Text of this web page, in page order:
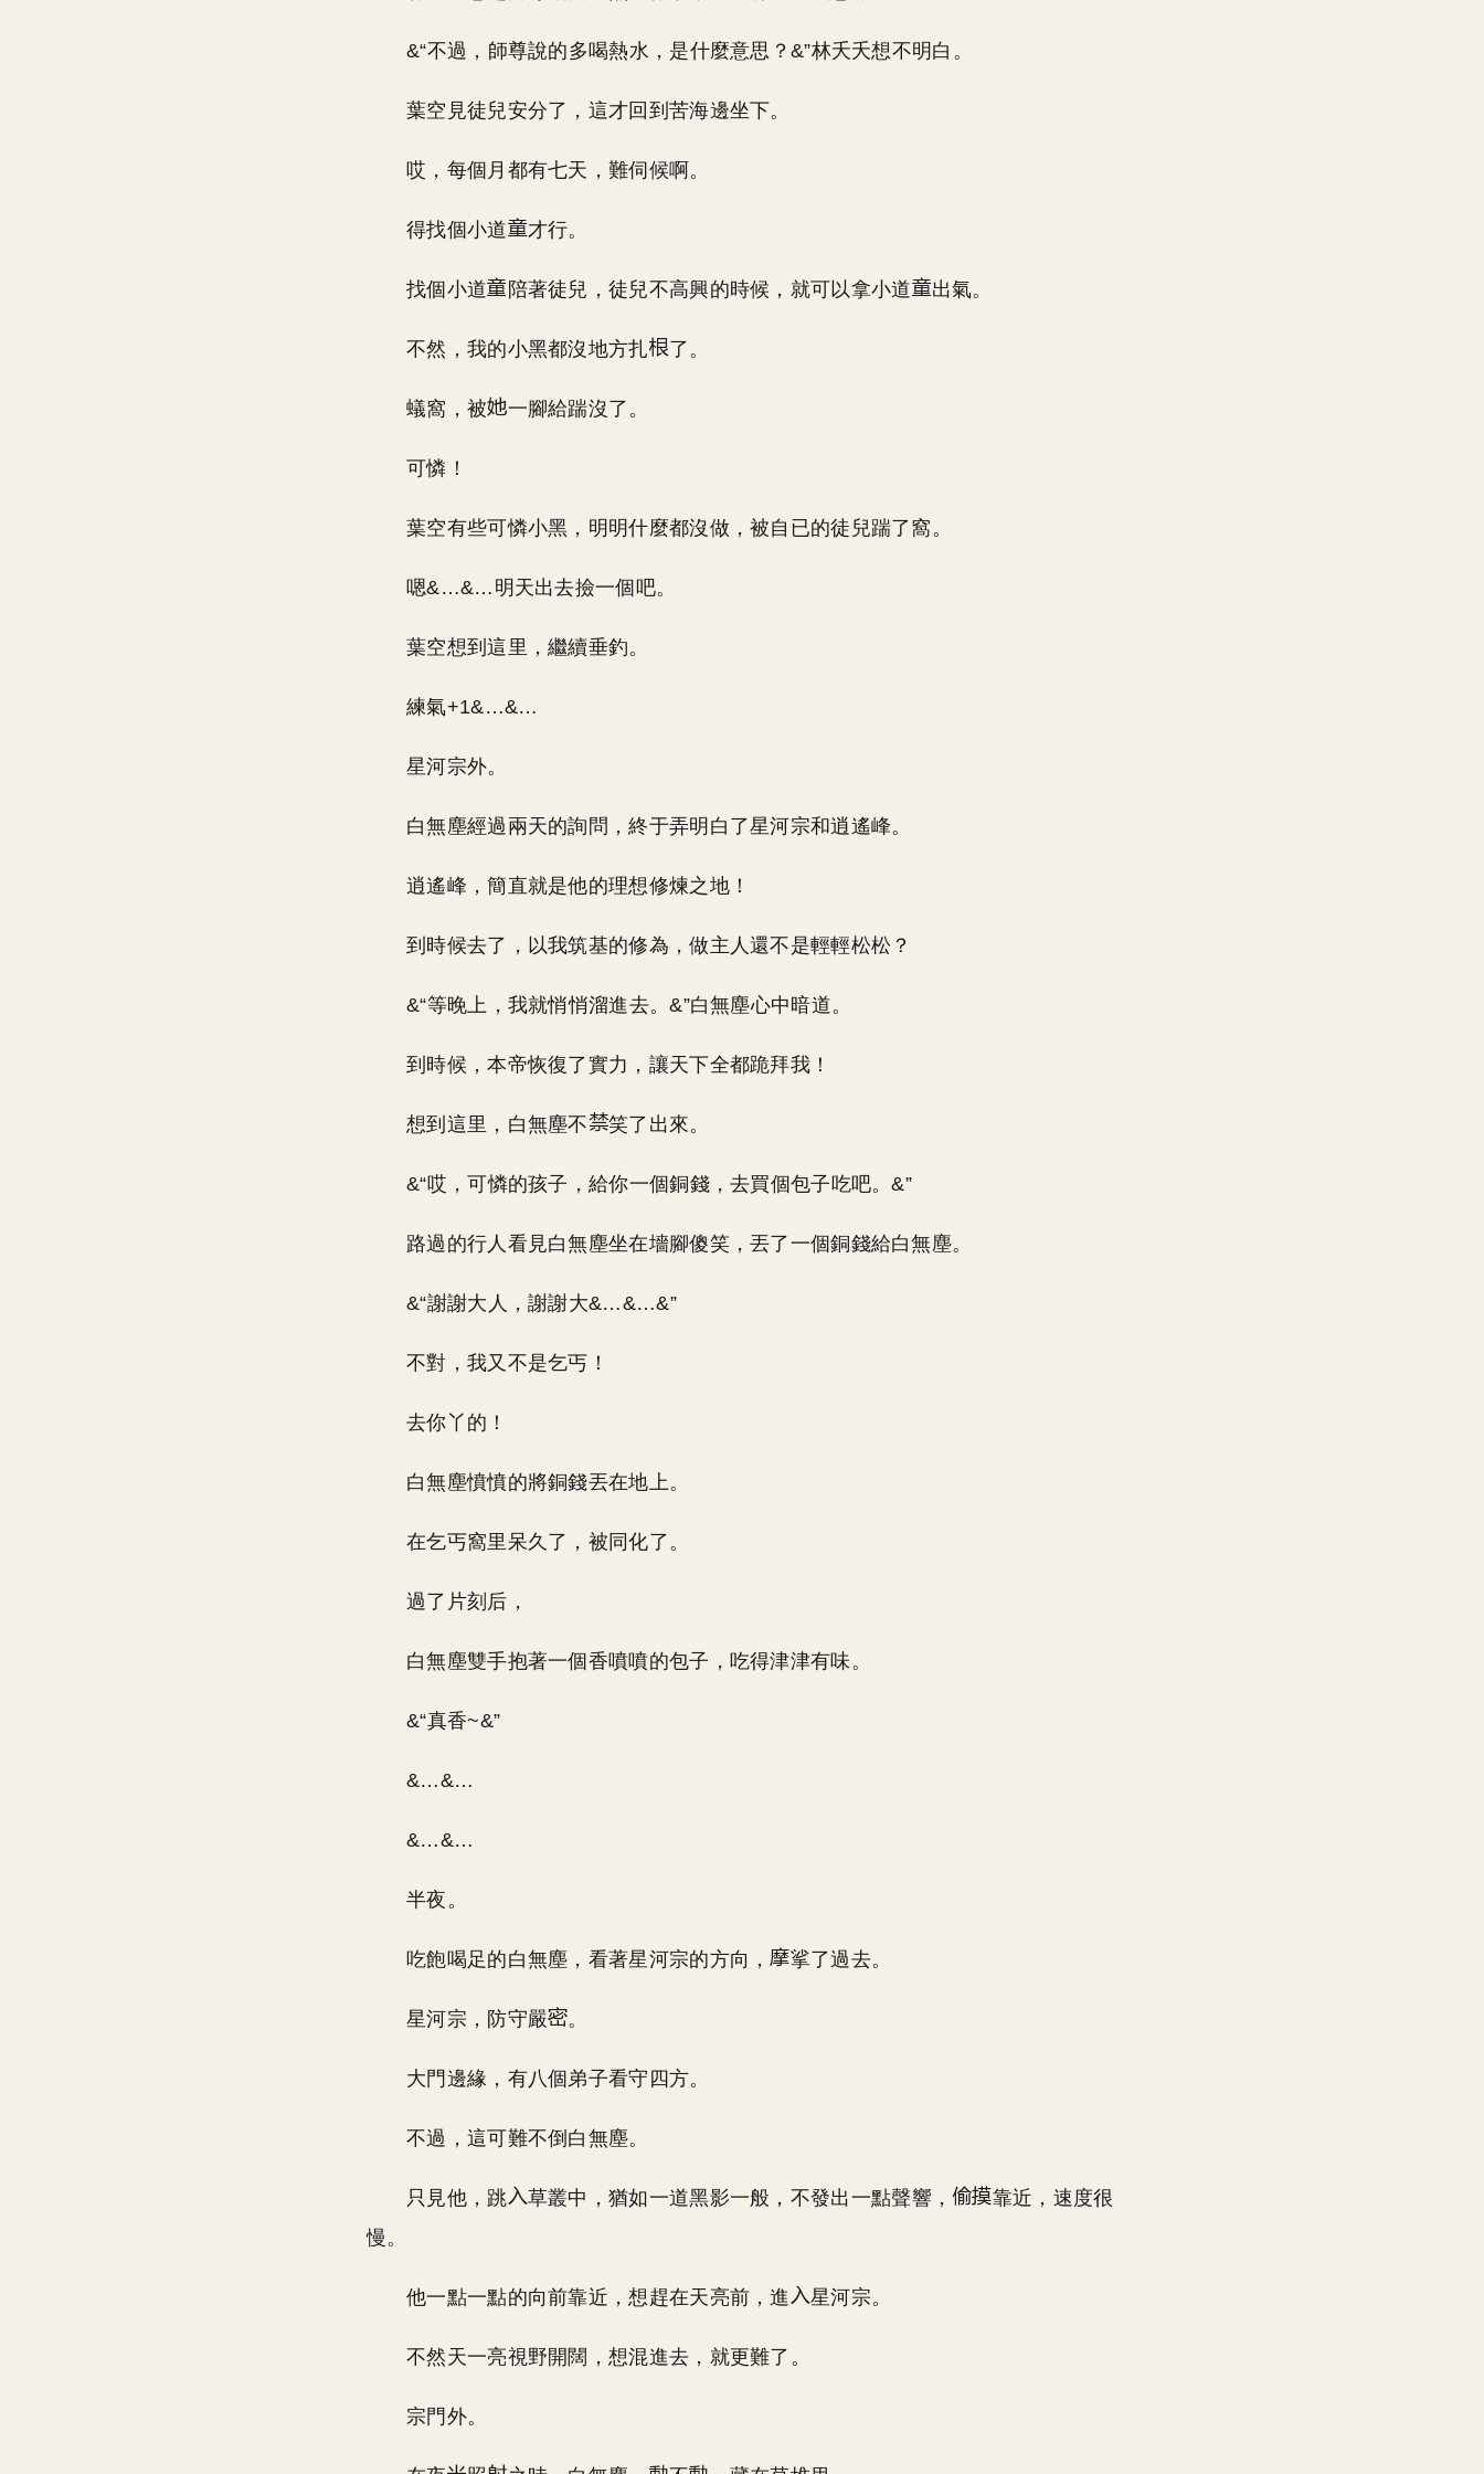
&“不過，師尊說的多喝熱水，是什麼意思？&”林夭夭想不明白。
葉空見徒兒安分了，這才回到苦海邊坐下。
哎，每個月都有七天，難伺候啊。
得找個小道 才行。
找個小道 陪著徒兒，徒兒不高興的時候，就可以拿小道 出氣。
不然，我的小黑都沒地方扎 了。
蟻窩，被 一腳給踹沒了。
可憐！
葉空有些可憐小黑，明明什麼都沒做，被自已的徒兒踹了窩。
嗯&…&…明天出去撿一個吧。
葉空想到這里，繼續垂釣。
練氣+1&…&…
星河宗外。
白無塵經過兩天的詢問，終于弄明白了星河宗和逍遙峰。
逍遙峰，簡直就是他的理想修煉之地！
到時候去了，以我筑基的修為，做主人還不是輕輕松松？
&“等晚上，我就悄悄溜進去。&”白無塵心中暗道。
到時候，本帝恢復了實力，讓天下全都跪拜我！
想到這里，白無塵不 笑了出來。
&“哎，可憐的孩子，給你一個銅錢，去買個包子吃吧。&”
路過的行人看見白無塵坐在墻腳傻笑，丟了一個銅錢給白無塵。
&“謝謝大人，謝謝大&…&…&”
不對，我又不是乞丐！
去你丫的！
白無塵憤憤的將銅錢丟在地上。
在乞丐窩里呆久了，被同化了。
過了片刻后，
白無塵雙手抱著一個香噴噴的包子，吃得津津有味。
&“真香~&”
&…&…
&…&…
半夜。
吃飽喝足的白無塵，看著星河宗的方向， 挲了過去。
星河宗，防守嚴 。
大門邊緣，有八個弟子看守四方。
不過，這可難不倒白無塵。
只見他，跳 草叢中，猶如一道黑影一般，不發出一點聲響，
靠近，速度很
慢。
他一點一點的向前靠近，想趕在天亮前，進 星河宗。
不然天一亮視野開闊，想混進去，就更難了。
宗門外。